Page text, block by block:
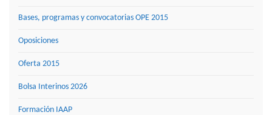
Bases, programas y convocatorias OPE 2015
Oposiciones
Oferta 2015
Bolsa Interinos 2026
Formación IAAP